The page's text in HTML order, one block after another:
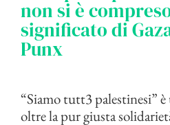
non si è
significato di
Punx
“Siamo tutt3 palestinesi”
oltre la pur giusta